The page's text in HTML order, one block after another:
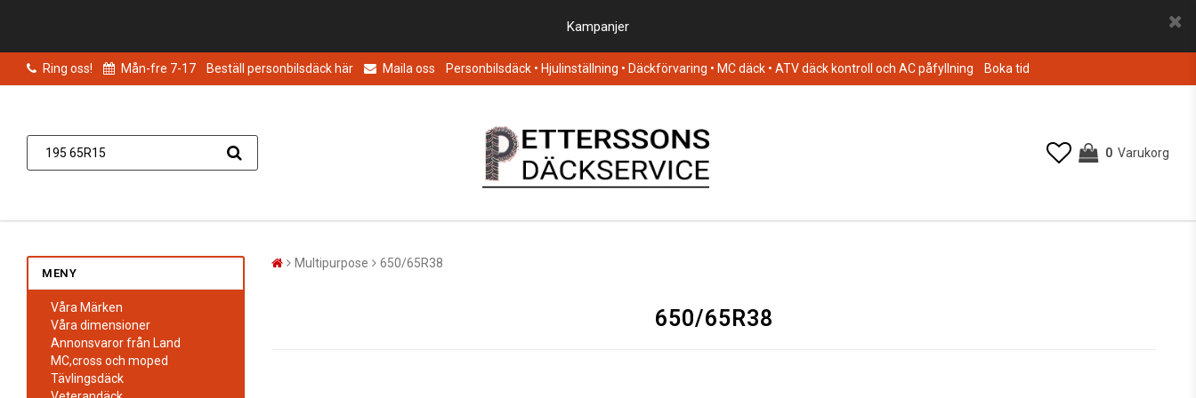
Kampanjer
Ring oss! Mån-fre 7-17 Beställ personbilsdäck här Maila oss Personbilsdäck • Hjulinställning • Däckförvaring • MC däck • ATV däck kontroll och AC påfyllning Boka tid
0 Varukorg
MENY
Våra Märken
Våra dimensioner
Annonsvaror från Land
MC,cross och moped
Tävlingsdäck
Multipurpose 650/65R38
650/65R38